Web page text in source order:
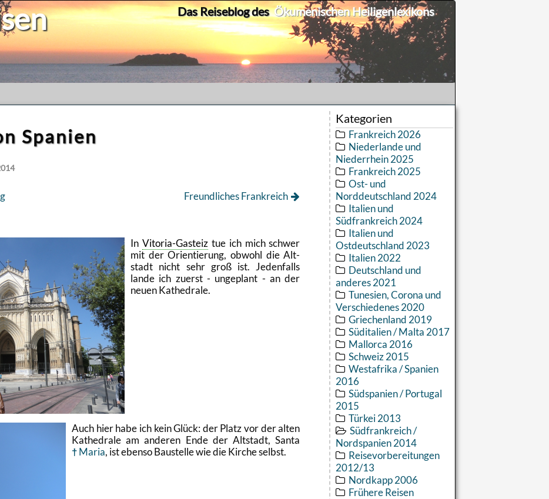
Das Reiseblog desÖkumenischen Heiligenlexikons
Spanien
Freund­li­ches Frank­reich
In Vi­to­ria-Gas­teiztue ich mich schwer
mit der Ori­en­tie­rung, ob­wohl die Alt­
stadt nicht sehr groß ist. Je­den­falls
lande ich zu­erst - un­ge­plant - an der
neuen Ka­the­dra­le.
Auch hier habe ich kein Glück: der Platz vor der alten
Ka­the­dra­le am an­de­ren Ende der Alt­stadt, Santa
Maria, ist eben­so Bau­stel­le wie die Kir­che selbst.
Kategorien
Frankreich 2026
Niederlande und
Niederrhein 2025
Frankreich 2025
Ost- und
Norddeutschland 2024
Italien und
Südfrankreich 2024
Italien und
Ostdeutschland 2023
Italien 2022
Deutschland und
anderes 2021
Tunesien, Corona und
Verschiedenes 2020
Griechenland 2019
Süditalien / Malta 2017
Mallorca 2016
Schweiz 2015
Westafrika / Spanien
2016
Südspanien / Portugal
2015
Türkei 2013
Südfrankreich /
Nordspanien 2014
Reisevorbereitungen
2012/13
Nordkapp 2006
Frühere Reisen